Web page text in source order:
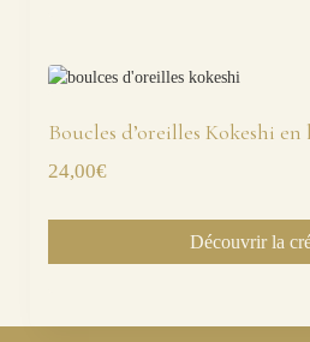
Boucles d’oreilles Kokeshi
24,00€
Découvrir la